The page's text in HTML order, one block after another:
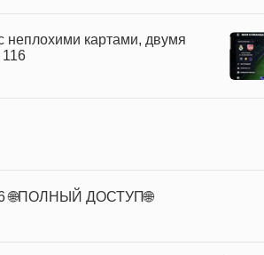
неплохими картами, двумя
116
🌐ПОЛНЫЙ ДОСТУП🌐